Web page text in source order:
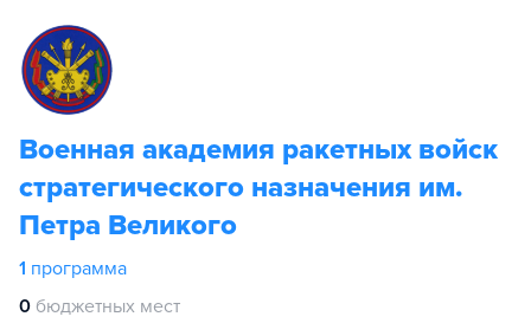
Военная академия ракетных войск
стратегического назначения им.
Петра Великого
1 программа
0 бюджетных мест